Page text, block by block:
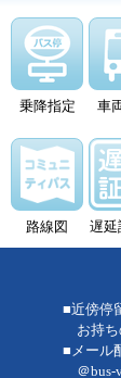
乗降指定 車
路線図 遅延
■近傍停
お持ち
■メール
＠bus-